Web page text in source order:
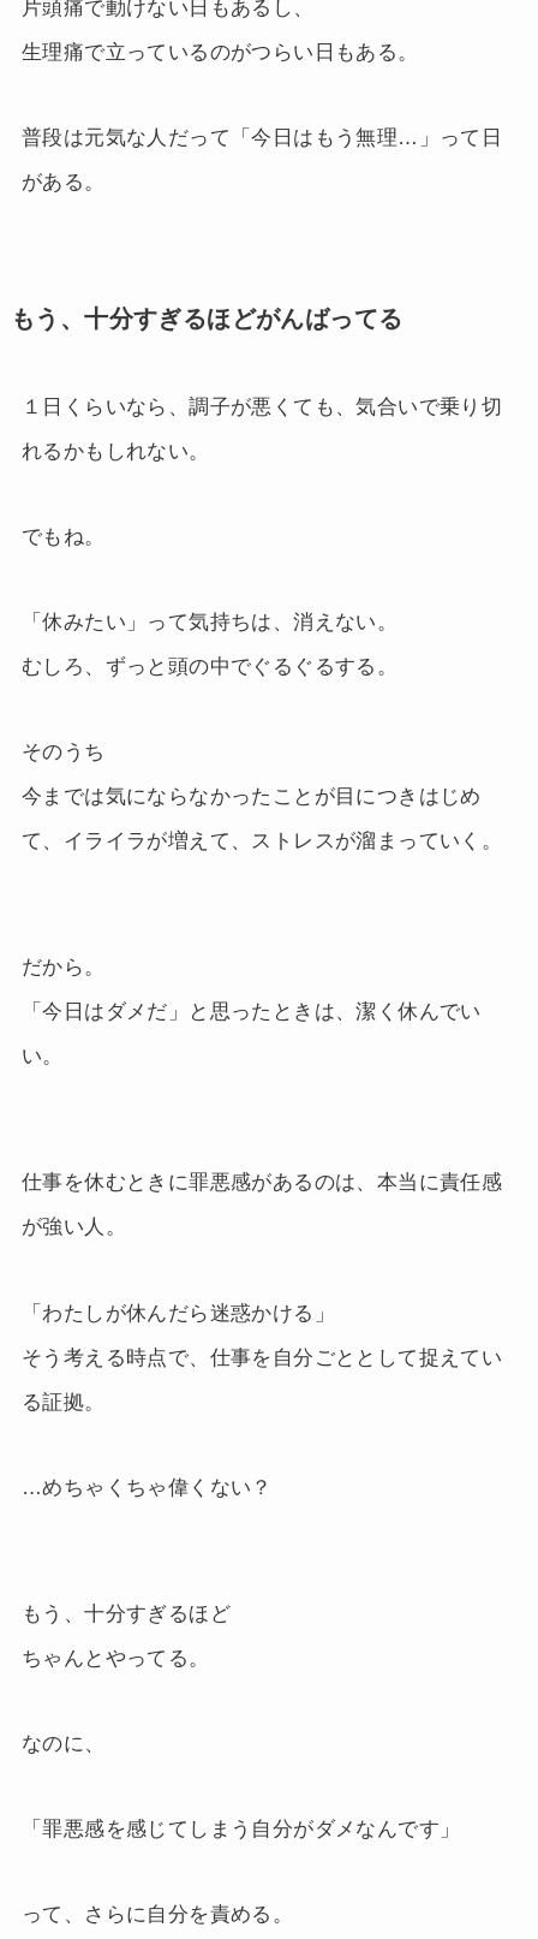
片頭痛で動けない日もあるし、
生理痛で立っているのがつらい日もある。
普段は元気な人だって「今日はもう無理…」って日
がある。
もう、十分すぎるほどがんばってる
１日くらいなら、調子が悪くても、気合いで乗り切
れるかもしれない。
でもね。
「休みたい」って気持ちは、消えない。
むしろ、ずっと頭の中でぐるぐるする。
そのうち
今までは気にならなかったことが目につきはじめ
て、イライラが増えて、ストレスが溜まっていく。
だから。
「今日はダメだ」と思ったときは、潔く休んでい
い。
仕事を休むときに罪悪感があるのは、本当に責任感
が強い人。
「わたしが休んだら迷惑かける」
そう考える時点で、仕事を自分ごととして捉えてい
る証拠。
…めちゃくちゃ偉くない？
もう、十分すぎるほど
ちゃんとやってる。
なのに、
「罪悪感を感じてしまう自分がダメなんです」
って、さらに自分を責める。